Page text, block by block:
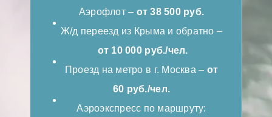
Аэрофлот – от 38 500 руб.
Ж/д переезд из Крыма и обратно –
от 10 000 руб./чел.
Проезд на метро в г. Москва – от
60 руб./чел.
Аэроэкспресс по маршруту: